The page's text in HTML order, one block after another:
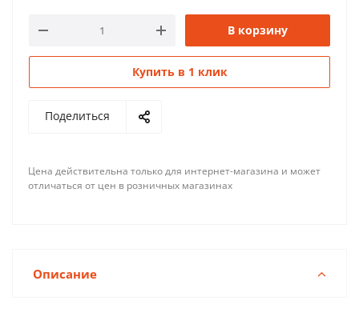
В корзину
Купить в 1 клик
Поделиться
Цена действительна только для интернет-магазина и может
отличаться от цен в розничных магазинах
Описание